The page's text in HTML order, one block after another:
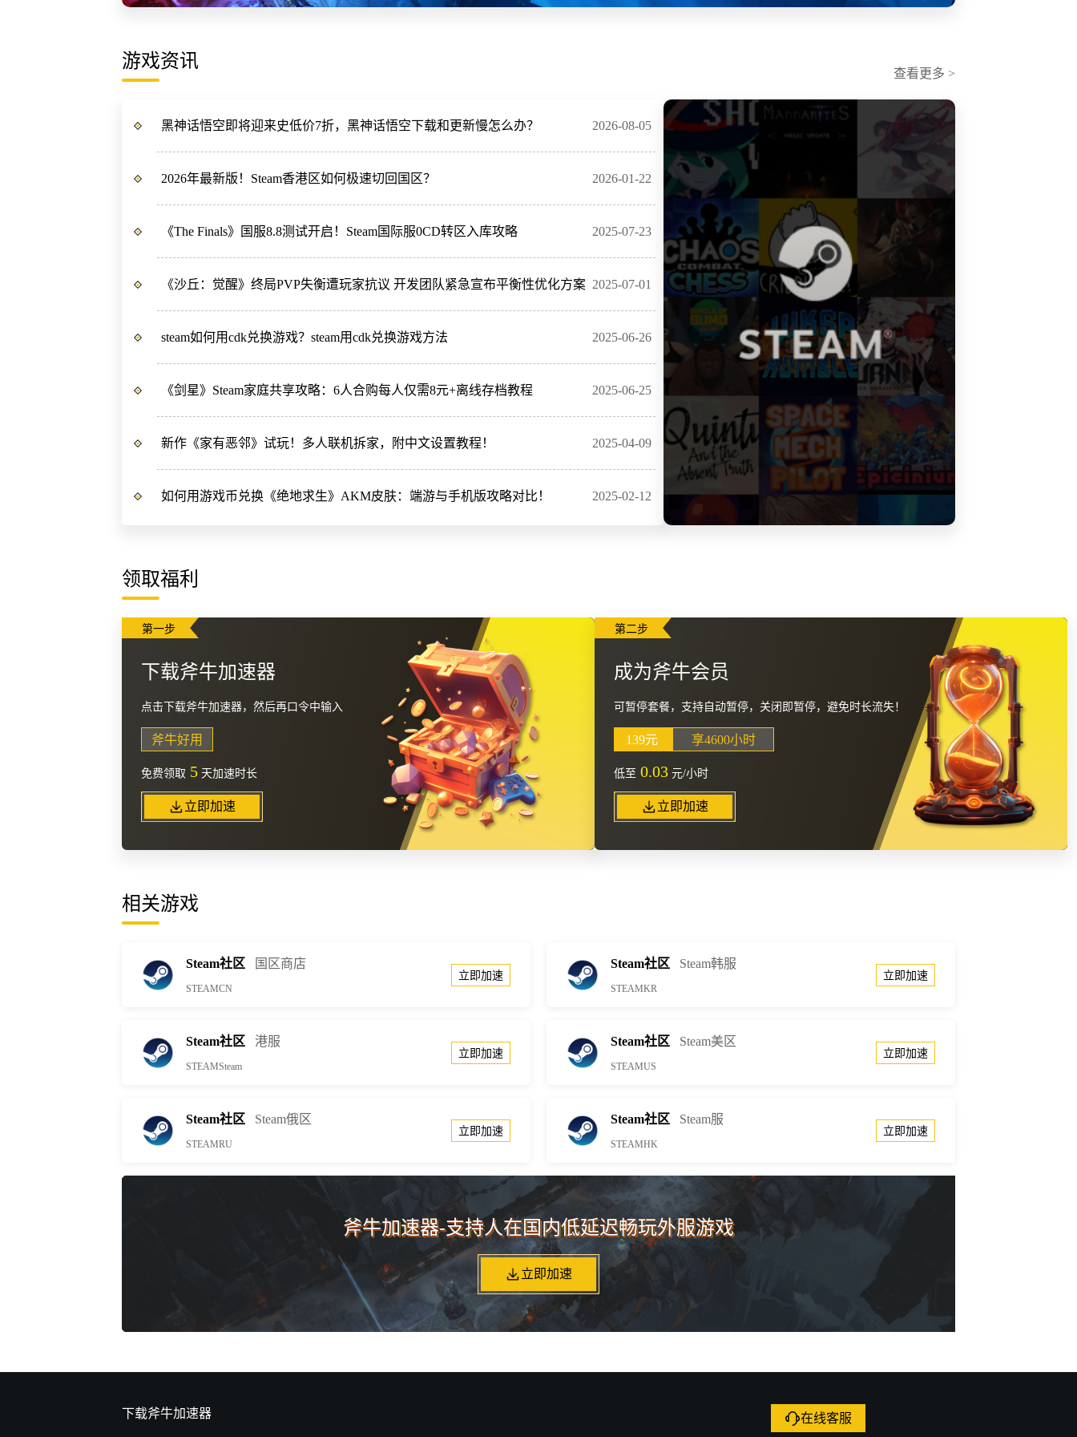
游戏资讯
查看更多 >
黑神话悟空即将迎来史低价7折，黑神话悟空下载和更新慢怎么办？ 2026-08-05
2026年最新版！Steam香港区如何极速切回国区？ 2026-01-22
《The Finals》国服8.8测试开启！Steam国际服0CD转区入库攻略 2025-07-23
《沙丘：觉醒》终局PVP失衡遭玩家抗议 开发团队紧急宣布平衡性优化方案 2025-07-01
steam如何用cdk兑换游戏？steam用cdk兑换游戏方法 2025-06-26
《剑星》Steam家庭共享攻略：6人合购每人仅需8元+离线存档教程 2025-06-25
新作《家有恶邻》试玩！多人联机拆家，附中文设置教程！ 2025-04-09
如何用游戏币兑换《绝地求生》AKM皮肤：端游与手机版攻略对比！ 2025-02-12
领取福利
第一步
下载斧牛加速器
点击下载斧牛加速器，然后再口令中输入
斧牛好用
免费领取 5 天加速时长
立即加速
第二步
成为斧牛会员
可暂停套餐，支持自动暂停，关闭即暂停，避免时长流失！
139元 享4600小时
低至 0.03 元/小时
立即加速
相关游戏
Steam社区 国区商店
STEAMCN
立即加速
Steam社区 Steam韩服
STEAMKR
立即加速
Steam社区 港服
STEAMSteam
立即加速
Steam社区 Steam美区
STEAMUS
立即加速
Steam社区 Steam俄区
STEAMRU
立即加速
Steam社区 Steam服
STEAMHK
立即加速
斧牛加速器-支持人在国内低延迟畅玩外服游戏
立即加速
下载斧牛加速器 在线客服